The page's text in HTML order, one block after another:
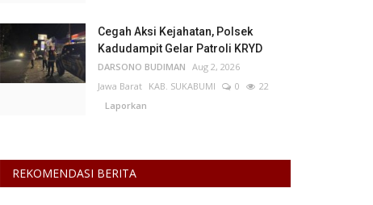
Cegah Aksi Kejahatan, Polsek
Kadudampit Gelar Patroli KRYD
DARSONO BUDIMAN Aug 2, 2026
Jawa Barat KAB. SUKABUMI 0
22
Laporkan
REKOMENDASI BERITA